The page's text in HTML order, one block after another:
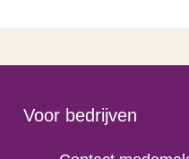
Voor bedrijven